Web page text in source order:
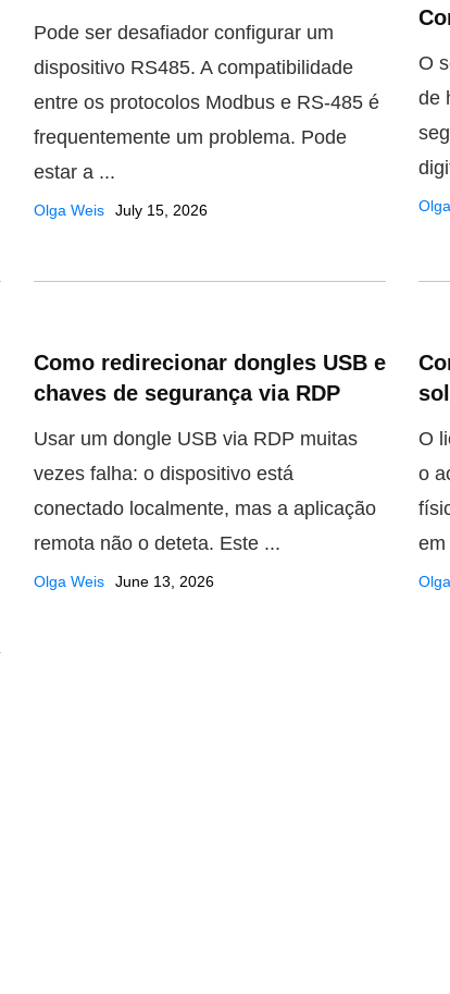
Pode ser desafiador configurar um
dispositivo RS485. A compatibilidade
entre os protocolos Modbus e RS-485 é
frequentemente um problema. Pode
estar a ...
Olga Weis July 15, 2026
O
de
Como redirecionar dongles USB e
chaves de segurança via RDP
Usar um dongle USB via RDP muitas
vezes falha: o dispositivo está
conectado localmente, mas a aplicação
remota não o deteta. Este ...
Olga Weis June 13, 2026
O
o
em